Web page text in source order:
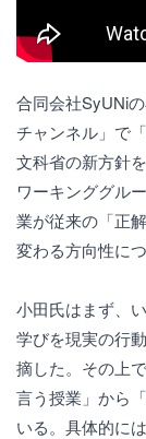
合同会社SyUNi
チャンネル」で
文科省の新方針
ワーキンググル
業が従来の「正
変わる方向性に
小田氏はまず、
学びを現実の行
摘した。その上
言う授業」から
いる。具体的に